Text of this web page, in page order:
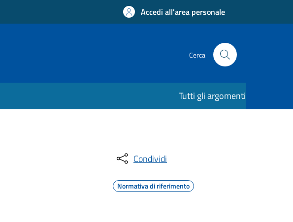
Accedi all'area personale
Cerca
Tutti gli argomenti
Condividi
Normativa di riferimento